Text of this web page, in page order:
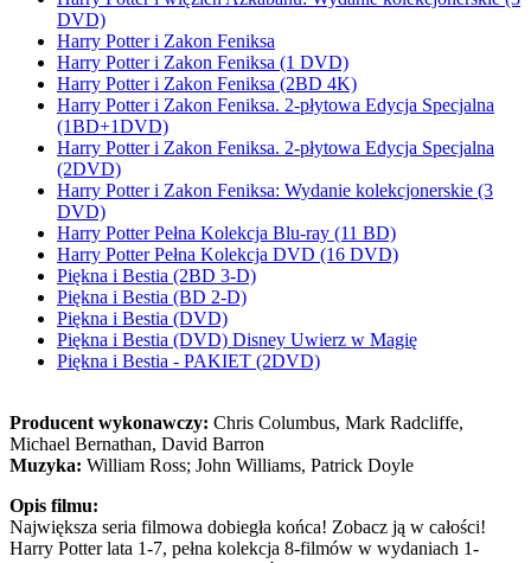
DVD)
Harry Potter i Zakon Feniksa
Harry Potter i Zakon Feniksa (1 DVD)
Harry Potter i Zakon Feniksa (2BD 4K)
Harry Potter i Zakon Feniksa. 2-płytowa Edycja Specjalna
(1BD+1DVD)
Harry Potter i Zakon Feniksa. 2-płytowa Edycja Specjalna
(2DVD)
Harry Potter i Zakon Feniksa: Wydanie kolekcjonerskie (3
DVD)
Harry Potter Pełna Kolekcja Blu-ray (11 BD)
Harry Potter Pełna Kolekcja DVD (16 DVD)
Piękna i Bestia (2BD 3-D)
Piękna i Bestia (BD 2-D)
Piękna i Bestia (DVD)
Piękna i Bestia (DVD) Disney Uwierz w Magię
Piękna i Bestia - PAKIET (2DVD)
Producent wykonawczy: Chris Columbus, Mark Radcliffe,
Michael Bernathan, David Barron
Muzyka: William Ross; John Williams, Patrick Doyle
Opis filmu:
Największa seria filmowa dobiegła końca! Zobacz ją w całości!
Harry Potter lata 1-7, pełna kolekcja 8-filmów w wydaniach 1-